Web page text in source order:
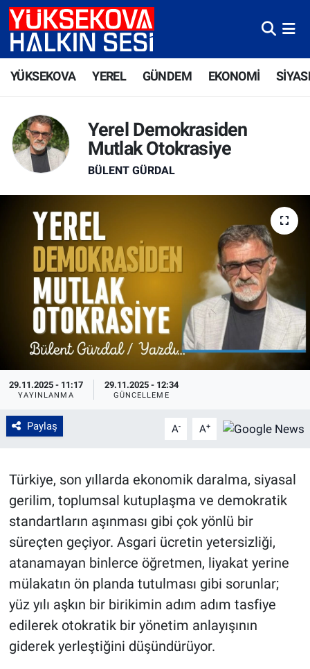
YÜKSEKOVA YEREL GÜNDEM EKONOMİ
Yerel Demokrasiden
Mutlak Otokrasiye
BÜLENT GÜRDAL
29.11.2025 - 11:17
YAYINLANMA
29.11.2025 - 12:34
GÜNCELLEME
Paylaş A- A+
Türkiye, son yıllarda ekonomik daralma, siyasal
gerilim, toplumsal kutuplaşma ve demokratik
standartların aşınması gibi çok yönlü bir
süreçten geçiyor. Asgari ücretin yetersizliği,
atanamayan binlerce öğretmen, liyakat yerine
mülakatın ön planda tutulması gibi sorunlar;
yüz yılı aşkın bir birikimin adım adım tasfiye
edilerek otokratik bir yönetim anlayışının
giderek yerleştiğini düşündürüyor.
Yüksekova Nöbetçi Eczaneler
Yüksekova Trafik Yoğunluk Haritası
Süper Lig Puan Durumu ve Fikstür
Tüm Manşetler
Son Dakika Haberleri
Haber Arşivi